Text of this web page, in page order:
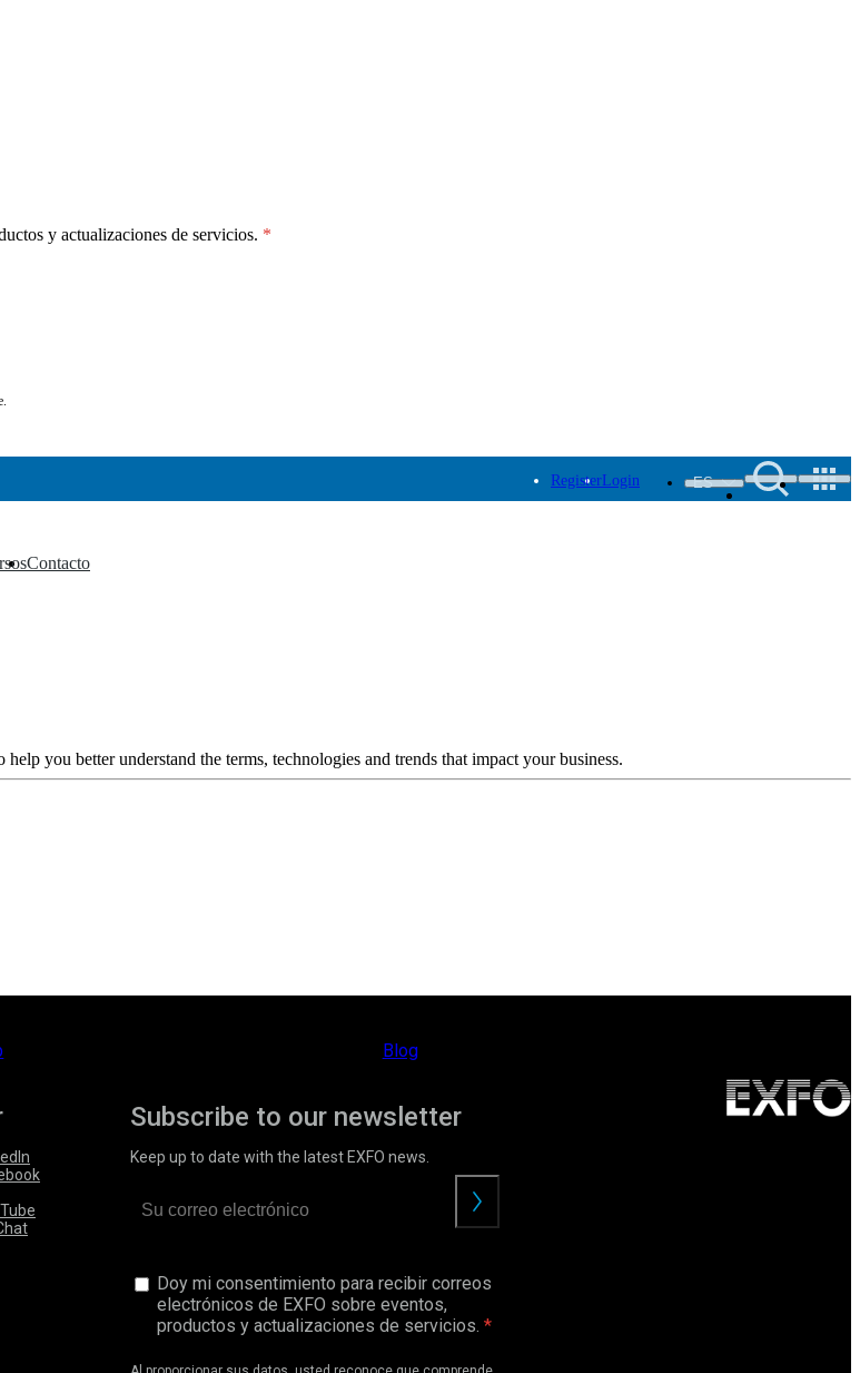
y actualizaciones de servicios.
RegisterLogin ES
Contacto
▼
you better understand the terms, technologies and trends that impact your business.
Blog
Subscribe to our newsletter
Keep up to date with the latest EXFO news.
Doy mi consentimiento para recibir correos
electrónicos de EXFO sobre eventos,
productos y actualizaciones de servicios.